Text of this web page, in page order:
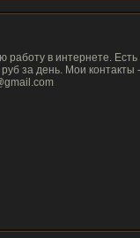
работу в интернете.
за день. Мои